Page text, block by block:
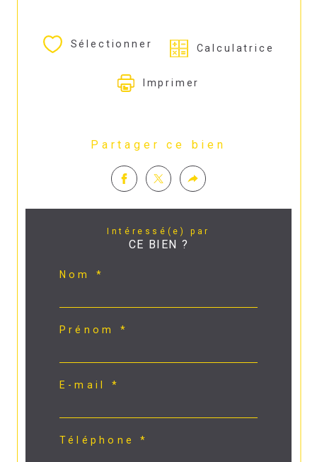
Sélectionner Calculatrice
Imprimer
Partager ce bien
Intéressé(e) par
CE BIEN ?
Nom *
Prénom *
E-mail *
Téléphone *